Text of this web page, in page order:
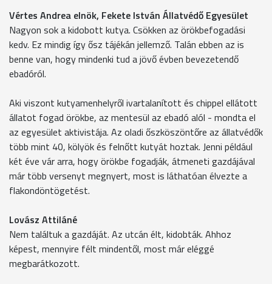
Vértes Andrea elnök, Fekete István Állatvédő Egyesület
Nagyon sok a kidobott kutya. Csökken az örökbefogadási
kedv. Ez mindig így ősz tájékán jellemző. Talán ebben az is
benne van, hogy mindenki tud a jövő évben bevezetendő
ebadóról.
Aki viszont kutyamenhelyről ivartalanított és chippel ellátott
állatot fogad örökbe, az mentesül az ebadó alól - mondta el
az egyesület aktivistája. Az oladi őszköszöntőre az állatvédők
több mint 40, kölyök és felnőtt kutyát hoztak. Jenni például
két éve vár arra, hogy örökbe fogadják, átmeneti gazdájával
már több versenyt megnyert, most is láthatóan élvezte a
flakondöntögetést.
Lovász Attiláné
Nem találtuk a gazdáját. Az utcán élt, kidobták. Ahhoz
képest, mennyire félt mindentől, most már eléggé
megbarátkozott.